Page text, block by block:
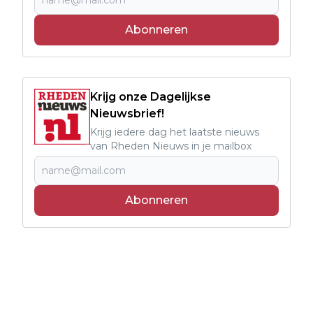
Abonneren
Krijg onze Dagelijkse
Nieuwsbrief!
Krijg iedere dag het laatste nieuws
van Rheden Nieuws in je mailbox
Abonneren